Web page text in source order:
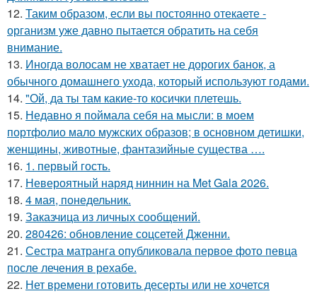
12. Таким образом, если вы постоянно отекаете -
организм уже давно пытается обратить на себя
внимание.
13. Иногда волосам не хватает не дорогих банок, а
обычного домашнего ухода, который используют годами.
14. "Ой, да ты там какие-то косички плетешь.
15. Недавно я поймала себя на мысли: в моем
портфолио мало мужских образов; в основном детишки,
женщины, животные, фантазийные существа ….
16. 1. первый гость.
17. Невероятный наряд ниннин на Met Gala 2026.
18. 4 мая, понедельник.
19. Заказчица из личных сообщений.
20. 280426: обновление соцсетей Дженни.
21. Сестра матранга опубликовала первое фото певца
после лечения в рехабе.
22. Нет времени готовить десерты или не хочется